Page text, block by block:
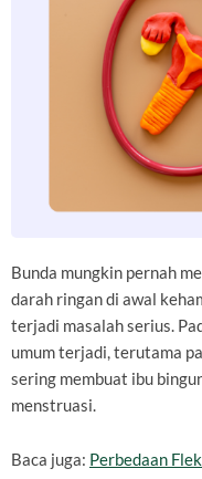
Bunda mungkin pernah
darah ringan di awal
terjadi masalah serius.
umum terjadi, terutama
sering membuat ibu
menstruasi.
Baca juga: Perbedaan